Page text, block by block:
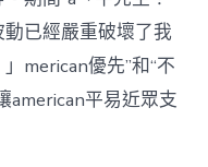
伊
戰
爭：
耗
國
已經嚴重破壞了我
merican優先”和“不
american平易近眾支